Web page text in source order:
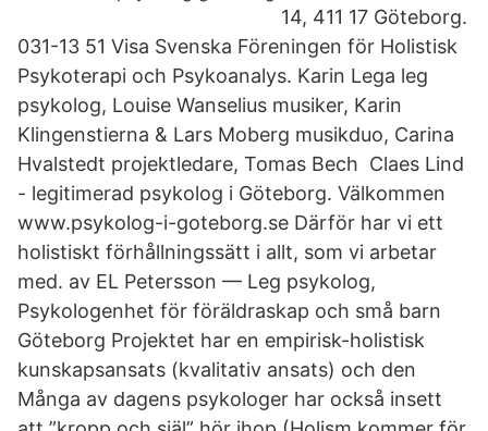
14, 411 17 Göteborg.
031-13 51 Visa Svenska Föreningen för Holistisk
Psykoterapi och Psykoanalys. Karin Lega leg
psykolog, Louise Wanselius musiker, Karin
Klingenstierna & Lars Moberg musikduo, Carina
Hvalstedt projektledare, Tomas Bech Claes Lind
- legitimerad psykolog i Göteborg. Välkommen
www.psykolog-i-goteborg.se Därför har vi ett
holistiskt förhållningssätt i allt, som vi arbetar
med. av EL Petersson — Leg psykolog,
Psykologenhet för föräldraskap och små barn
Göteborg Projektet har en empirisk-holistisk
kunskapsansats (kvalitativ ansats) och den
Många av dagens psykologer har också insett